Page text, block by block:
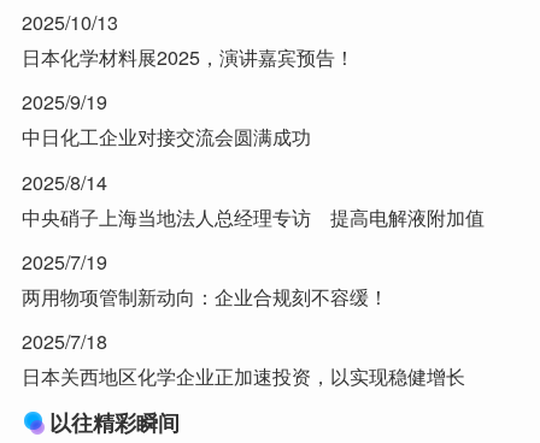
2025/10/13
日本化学材料展2025，演讲嘉宾预告！
2025/9/19
中日化工企业对接交流会圆满成功
2025/8/14
中央硝子上海当地法人总经理专访 提高电解液附加值
2025/7/19
两用物项管制新动向：企业合规刻不容缓！
2025/7/18
日本关西地区化学企业正加速投资，以实现稳健增长
以往精彩瞬间